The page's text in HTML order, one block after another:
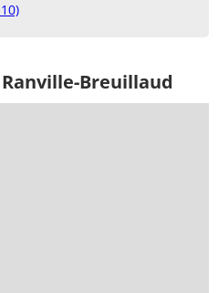
Breuillaud